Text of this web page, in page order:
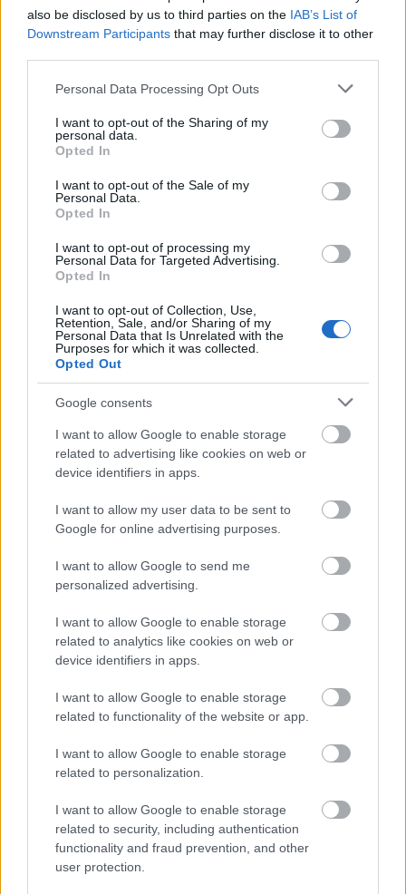
also be disclosed by us to third parties on the IAB’s List of
Downstream Participants that may further disclose it to other
Please note that this website/app uses one or more Google
not limited to your visit or usage behaviour. You may click to
grant or deny consent to Google and its third-party tags to
use your data for below specified purposes in below Google
consent section.
Personal Data Processing Opt Outs
I want to opt-out of the Sharing of my
personal data.
Opted In
I want to opt-out of the Sale of my
Personal Data.
Opted In
I want to opt-out of processing my
Personal Data for Targeted Advertising.
Opted In
I want to opt-out of Collection, Use,
Retention, Sale, and/or Sharing of my
Personal Data that Is Unrelated with the
Purposes for which it was collected.
Opted Out
Google consents
I want to allow Google to enable storage
related to advertising like cookies on web or
device identifiers in apps.
I want to allow my user data to be sent to
Google for online advertising purposes.
I want to allow Google to send me
personalized advertising.
I want to allow Google to enable storage
related to analytics like cookies on web or
device identifiers in apps.
I want to allow Google to enable storage
related to functionality of the website or app.
I want to allow Google to enable storage
related to personalization.
I want to allow Google to enable storage
related to security, including authentication
functionality and fraud prevention, and other
user protection.
Η γαλάζια «θετική ατζέντα» στο δρόμο για το
2027 - Το παράπονο της Καρυστιανού - Στον
Πυρόπληκτοι: Τι σημαίνουν τα «πράσινα»,
«κίτρινα» και «κόκκινα» σπίτια για τις
αποζημιώσεις
Ποια είναι η (κυβερνητική) λίστα με τα μεγάλα
οδικά έργα και τα εκτιμώμενα
χρονοδιαγράμματα
Μοτζτάμπα Χαμενεΐ
BEST OFINTERNET